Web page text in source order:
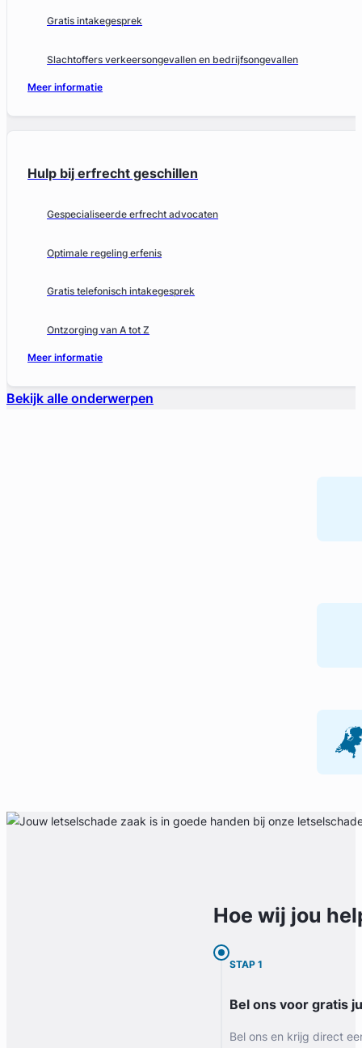
Gratis intakegesprek
Slachtoffers verkeersongevallen en bedrijfsongevallen
Meer informatie
Hulp bij erfrecht geschillen
Gespecialiseerde erfrecht advocaten
Optimale regeling erfenis
Gratis telefonisch intakegesprek
Ontzorging van A tot Z
Meer informatie
Bekijk alle onderwerpen
Hoe wij jou
STAP 1
Bel ons voor gratis
Bel ons en krijg direct